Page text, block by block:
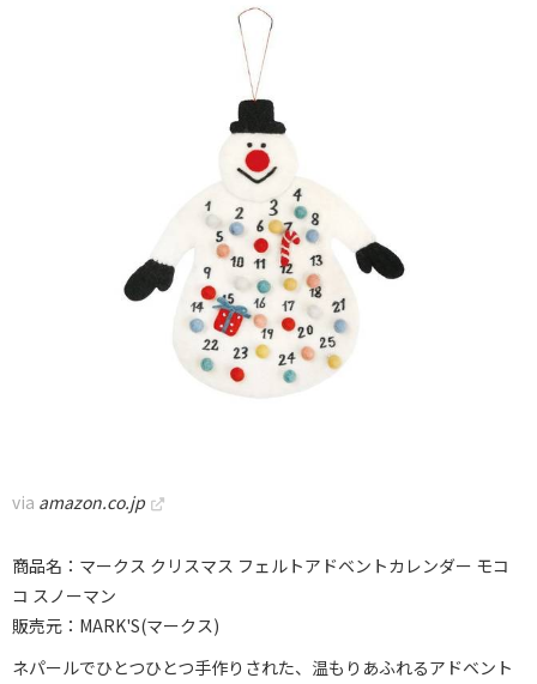
via amazon.co.jp
商品名：マークス クリスマス フェルトアドベントカレンダー モコ
コ スノーマン
販売元：MARK'S(マークス)
ネパールでひとつひとつ手作りされた、温もりあふれるアドベント